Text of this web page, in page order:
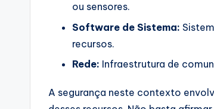
ou sensores.
Software de Sistema:
recursos.
Rede: Infraestrutura de
A segurança neste contexto